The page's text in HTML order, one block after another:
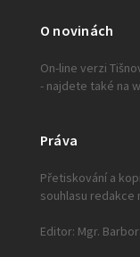
O novinách
On-line verzi
- najdete také na
Práva
Přetiskování a
souhlasu redakce
Editor: Mgr.